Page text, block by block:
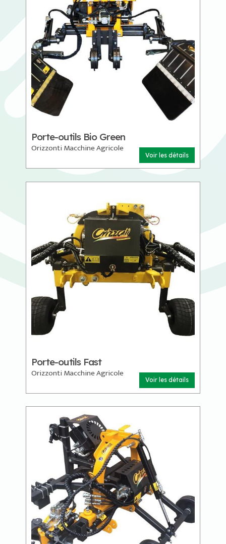
Porte-outils Bio Green
Orizzonti Macchine Agricole
Voir les détails
Porte-outils Fast
Orizzonti Macchine Agricole
Voir les détails